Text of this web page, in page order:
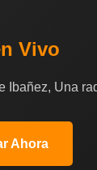
Vivo
Ibañez, Una
Ahora